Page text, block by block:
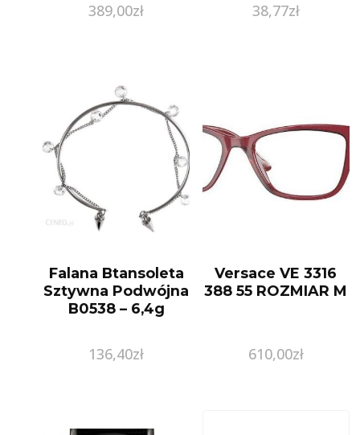
389,00zł 38,77zł
Falana Btansoleta
Sztywna Podwójna
B0538 – 6,4g
136,40zł
Versace VE 3316
388 55 ROZMIAR M
610,00zł